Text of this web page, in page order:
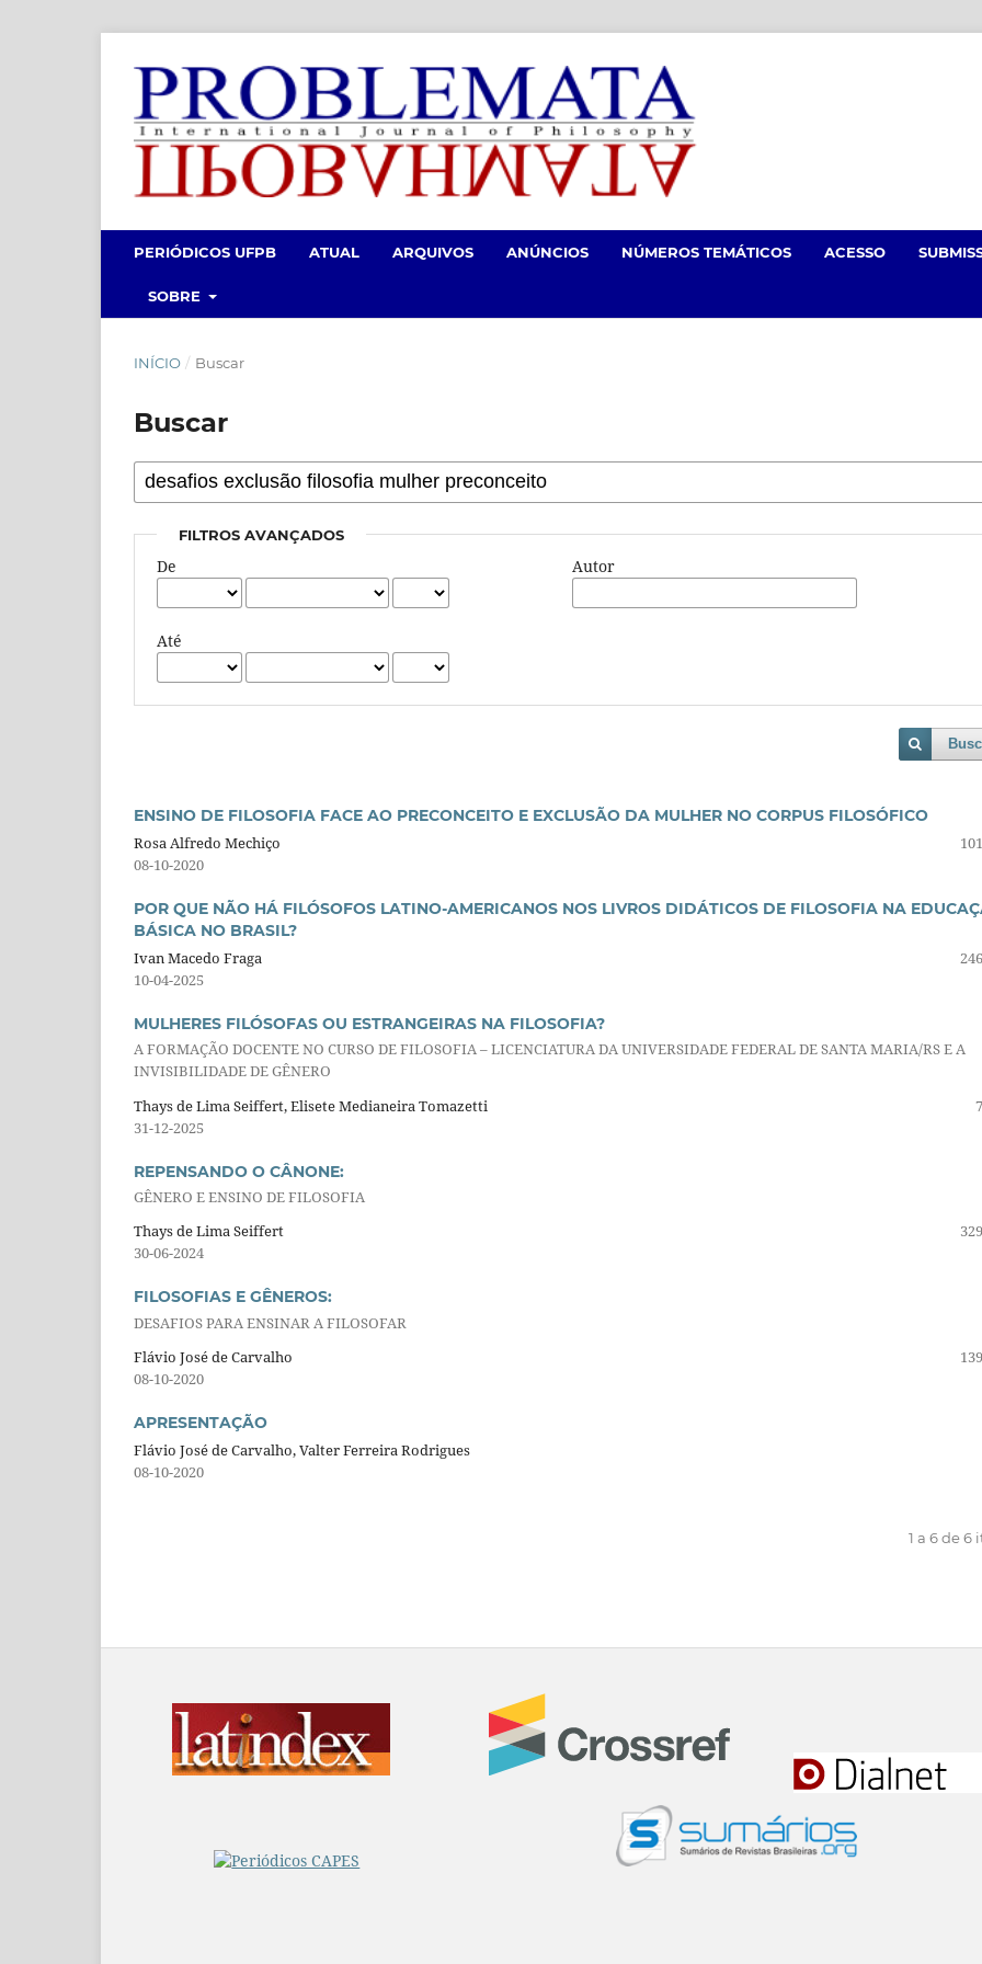
PERIÓDICOS UFPB ATUAL ARQUIVOS ANÚNCIOS NÚMEROS TEMÁTICOS ACESSO
SOBRE
INÍCIO / Buscar
Buscar
FILTROS AVANÇADOS
De
Até
Autor
ENSINO DE FILOSOFIA FACE AO PRECONCEITO E EXCLUSÃO DA MULHER NO CORPUS FILOSÓFICO
Rosa Alfredo Mechiço
08-10-2020
POR QUE NÃO HÁ FILÓSOFOS LATINO-AMERICANOS NOS LIVROS DIDÁTICOS DE FILOSOFIA NA
BÁSICA NO BRASIL?
Ivan Macedo Fraga
10-04-2025
MULHERES FILÓSOFAS OU ESTRANGEIRAS NA FILOSOFIA?
A FORMAÇÃO DOCENTE NO CURSO DE FILOSOFIA – LICENCIATURA DA UNIVERSIDADE FEDERAL DE SANTA MARIA/RS E A
INVISIBILIDADE DE GÊNERO
Thays de Lima Seiffert, Elisete Medianeira Tomazetti
31-12-2025
REPENSANDO O CÂNONE:
GÊNERO E ENSINO DE FILOSOFIA
Thays de Lima Seiffert
30-06-2024
FILOSOFIAS E GÊNEROS:
DESAFIOS PARA ENSINAR A FILOSOFAR
Flávio José de Carvalho
08-10-2020
APRESENTAÇÃO
Flávio José de Carvalho, Valter Ferreira Rodrigues
08-10-2020
1 a 6 de 6